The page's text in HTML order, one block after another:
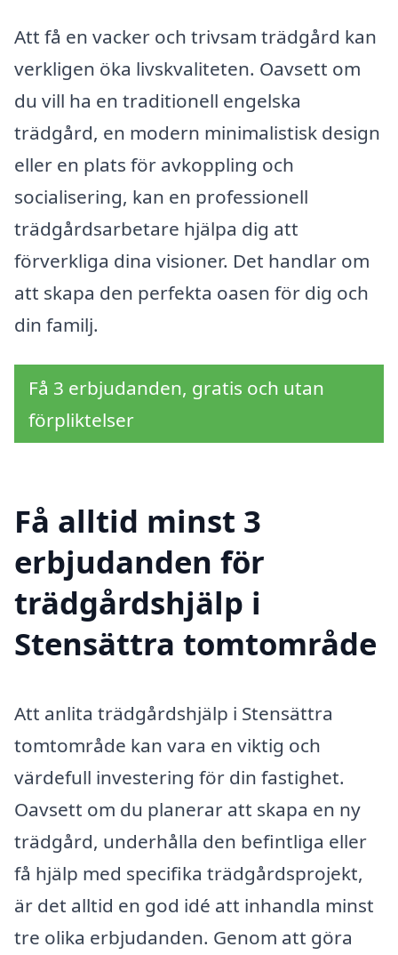
Att få en vacker och trivsam trädgård kan
verkligen öka livskvaliteten. Oavsett om
du vill ha en traditionell engelska
trädgård, en modern minimalistisk design
eller en plats för avkoppling och
socialisering, kan en professionell
trädgårdsarbetare hjälpa dig att
förverkliga dina visioner. Det handlar om
att skapa den perfekta oasen för dig och
din familj.
Få 3 erbjudanden, gratis och utan
förpliktelser
Få alltid minst 3
erbjudanden för
trädgårdshjälp i
Stensättra tomtområde
Att anlita trädgårdshjälp i Stensättra
tomtområde kan vara en viktig och
värdefull investering för din fastighet.
Oavsett om du planerar att skapa en ny
trädgård, underhålla den befintliga eller
få hjälp med specifika trädgårdsprojekt,
är det alltid en god idé att inhandla minst
tre olika erbjudanden. Genom att göra